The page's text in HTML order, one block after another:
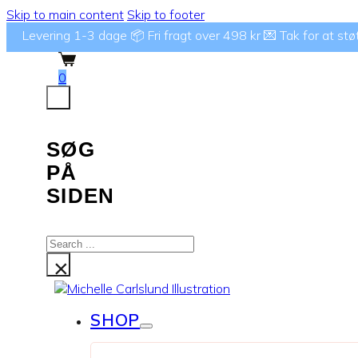
Skip to main content Skip to footer
Levering 1-3 dage 📦 Fri fragt over 498 kr 💌 Tak for at
0
SØG
PÅ
SIDEN
Search
...×
SHOP